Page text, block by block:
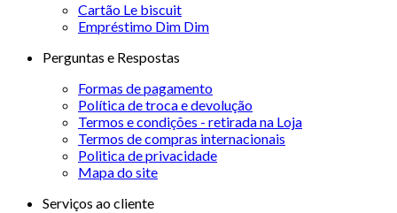
Cartão Le biscuit
Empréstimo Dim Dim
Perguntas e Respostas
Formas de pagamento
Política de troca e devolução
Termos e condições - retirada na Loja
Termos de compras internacionais
Politica de privacidade
Mapa do site
Serviços ao cliente